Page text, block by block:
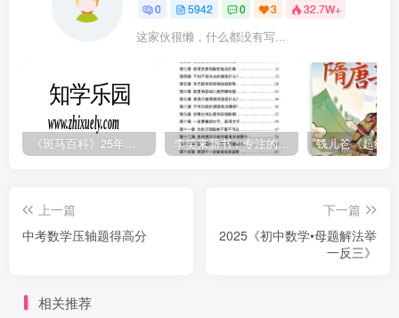
0 5942 0 3 32.7W+
这家伙很懒，什么都没有写...
《斑马百科》25年最新30科全套高清视频 李笑来新书：专注的真相 [PDF]
上一篇
中考数学压轴题得高分
下一篇
2025《初中数学•母题解法举
一反三》
相关推荐